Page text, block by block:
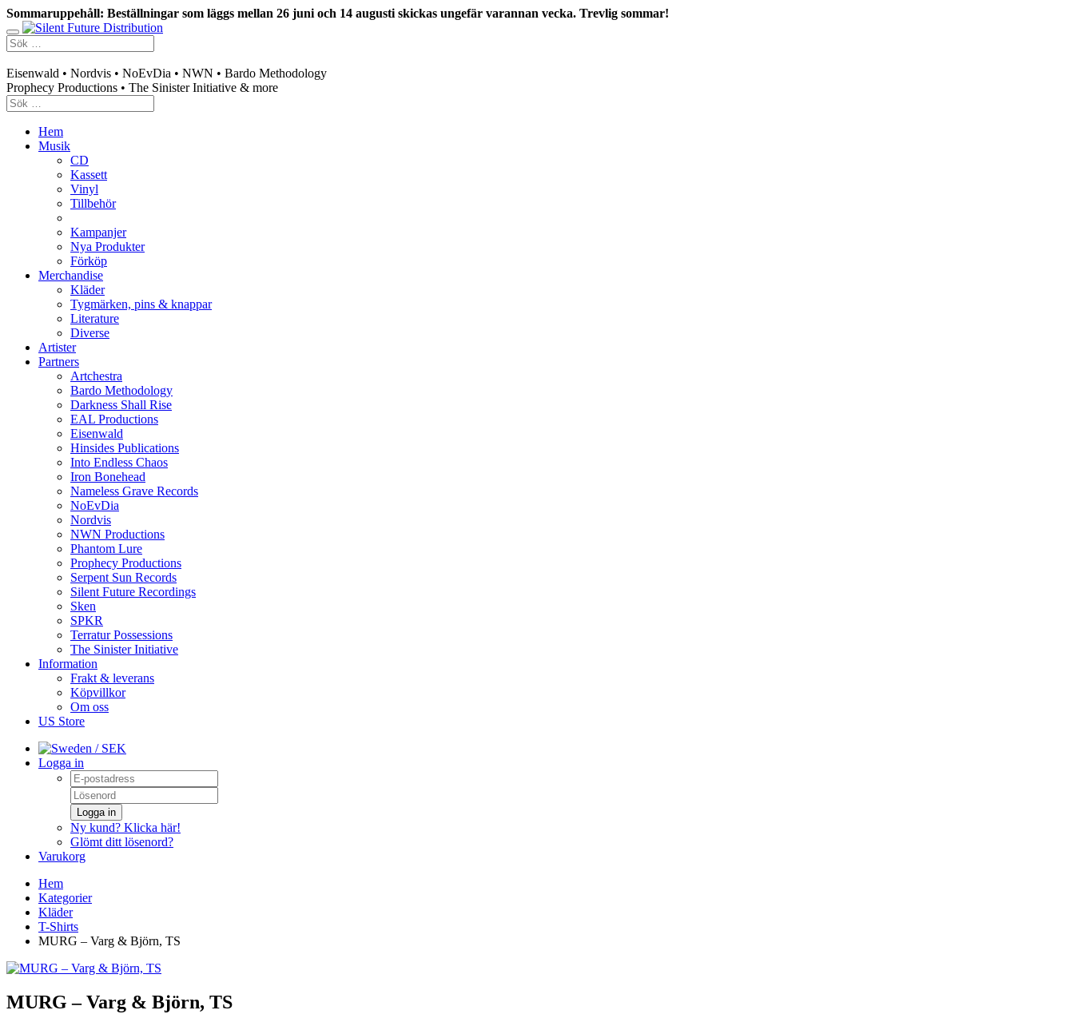
Sommaruppehåll: Beställningar som läggs mellan 26 juni och 14 augusti skickas ungefär varannan vecka. Trevlig sommar!
Eisenwald • Nordvis • NoEvDia • NWN • Bardo Methodology
Prophecy Productions • The Sinister Initiative & more
Hem
Musik
CD
Kassett
Vinyl
Tillbehör
Kampanjer
Nya Produkter
Förköp
Merchandise
Kläder
Tygmärken, pins & knappar
Literature
Diverse
Artister
Partners
Artchestra
Bardo Methodology
Darkness Shall Rise
EAL Productions
Eisenwald
Hinsides Publications
Into Endless Chaos
Iron Bonehead
Nameless Grave Records
NoEvDia
Nordvis
NWN Productions
Phantom Lure
Prophecy Productions
Serpent Sun Records
Silent Future Recordings
Sken
SPKR
Terratur Possessions
The Sinister Initiative
Information
Frakt & leverans
Köpvillkor
Om oss
US Store
/ SEK
Logga in
Logga in
Ny kund? Klicka här!
Glömt ditt lösenord?
Varukorg
Hem
Kategorier
Kläder
T-Shirts
MURG – Varg & Björn, TS
MURG – Varg & Björn, TS